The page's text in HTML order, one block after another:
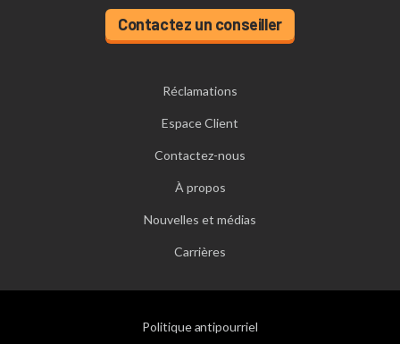
Contactez un conseiller
Réclamations
Espace Client
Contactez-nous
À propos
Nouvelles et médias
Carrières
Politique antipourriel